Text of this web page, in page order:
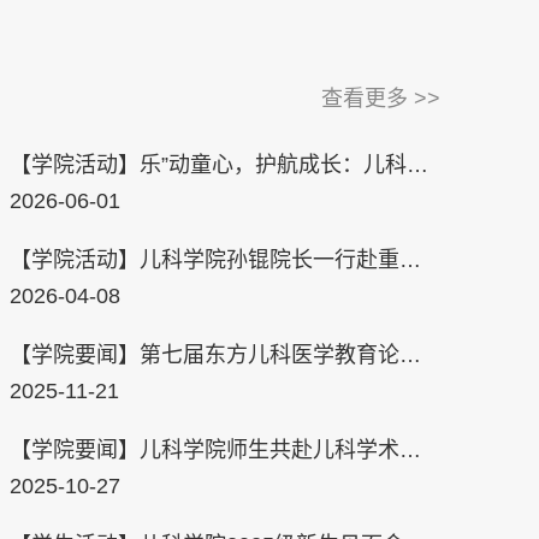
查看更多 >>
04-08
【学院活动】乐”动童心，护航成长：儿科学
院“乐·心坊”工作室温情献礼六一儿童节
2026-06-01
【学院活动】儿科学院孙锟院长一行赴重庆
医科大学附属儿童医院开展专业建设交流
2026-04-08
【学院要闻】第七届东方儿科医学教育论坛
顺利举行
2025-11-21
【学院要闻】儿科学院师生共赴儿科学术盛
会
2025-10-27